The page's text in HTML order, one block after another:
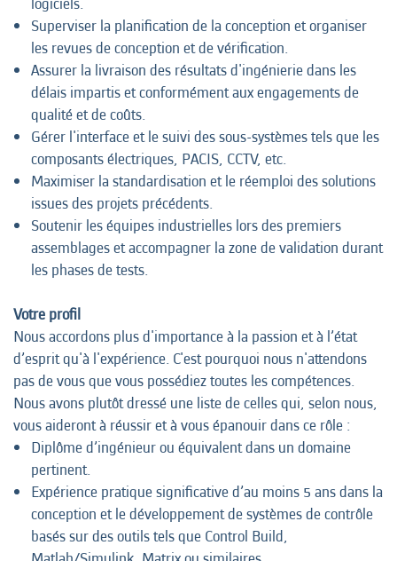
Superviser la planification de la conception et organiser
les revues de conception et de vérification.
Assurer la livraison des résultats d'ingénierie dans les
délais impartis et conformément aux engagements de
qualité et de coûts.
Gérer l'interface et le suivi des sous-systèmes tels que les
composants électriques, PACIS, CCTV, etc.
Maximiser la standardisation et le réemploi des solutions
issues des projets précédents.
Soutenir les équipes industrielles lors des premiers
assemblages et accompagner la zone de validation durant
les phases de tests.
Votre profil
Nous accordons plus d'importance à la passion et à l’état
d’esprit qu'à l'expérience. C'est pourquoi nous n'attendons
pas de vous que vous possédiez toutes les compétences.
Nous avons plutôt dressé une liste de celles qui, selon nous,
vous aideront à réussir et à vous épanouir dans ce rôle :
Diplôme d’ingénieur ou équivalent dans un domaine
pertinent.
Expérience pratique significative d’au moins 5 ans dans la
conception et le développement de systèmes de contrôle
basés sur des outils tels que Control Build,